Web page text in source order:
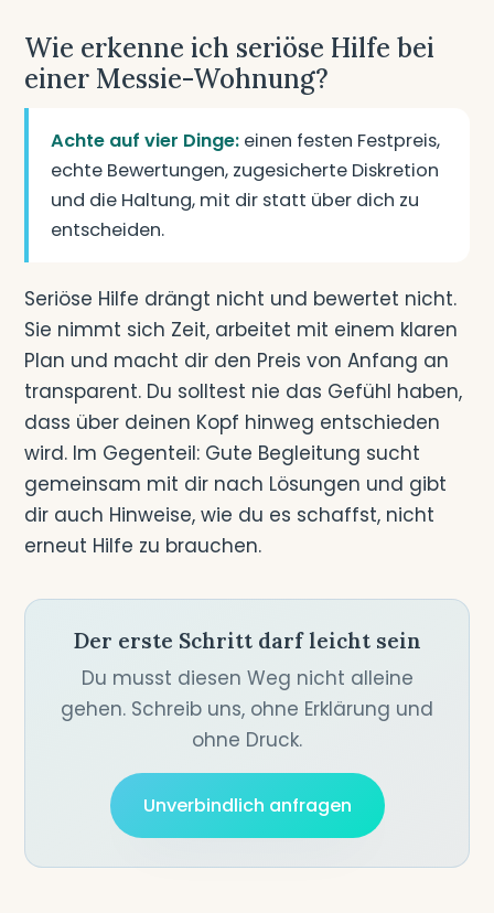
Wie erkenne ich seriöse Hilfe bei
einer Messie-Wohnung?
Achte auf vier Dinge: einen festen Festpreis,
echte Bewertungen, zugesicherte Diskretion
und die Haltung, mit dir statt über dich zu
entscheiden.
Seriöse Hilfe drängt nicht und bewertet nicht.
Sie nimmt sich Zeit, arbeitet mit einem klaren
Plan und macht dir den Preis von Anfang an
transparent. Du solltest nie das Gefühl haben,
dass über deinen Kopf hinweg entschieden
wird. Im Gegenteil: Gute Begleitung sucht
gemeinsam mit dir nach Lösungen und gibt
dir auch Hinweise, wie du es schaffst, nicht
erneut Hilfe zu brauchen.
Der erste Schritt darf leicht sein
Du musst diesen Weg nicht alleine
gehen. Schreib uns, ohne Erklärung und
ohne Druck.
Unverbindlich anfragen